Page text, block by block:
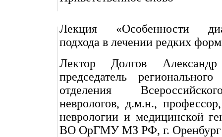
Лекция «Особенности
подхода в лечении редких
Лектор Долгов
председатель регионального
отделения
неврологов, д.м.н.,
неврологии и медицинской
ВО ОрГМУ МЗ РФ, г. Оренбург